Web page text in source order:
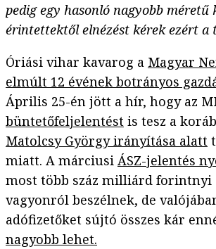
pedig egy hasonló nagyobb méretű
érintettektől elnézést kérek ezért a
Óriási vihar kavarog a Magyar
elmúlt 12 évének botrányos
Április 25-én jött a hír, hogy az
büntetőfeljelentést is tesz a
Matolcsy György irányítása alatt
miatt. A márciusi ÁSZ-jelentés
most több száz milliárd forintnyi
vagyonról beszélnek, de
adófizetőket sújtó összes kár
nagyobb lehet.